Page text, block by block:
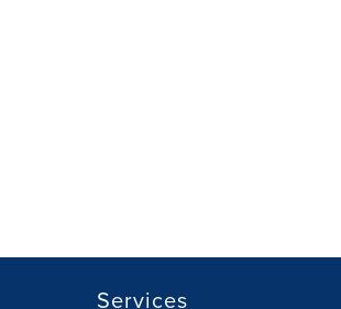
Services